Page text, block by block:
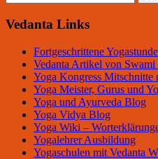
nach:
Vedanta Links
Fortgeschrittene
Vedanta Artikel von Swami
Yoga Kongress Mitschnitte
Yoga Meister, Gurus und
Yoga und Ayurveda Blog
Yoga Vidya Blog
Yoga Wiki –
Yogalehrer Ausbildung
Yogaschulen mit Vedanta